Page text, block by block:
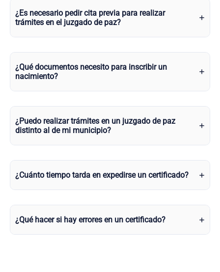
¿Es necesario pedir cita previa para realizar
trámites en el juzgado de paz?
¿Qué documentos necesito para inscribir un
nacimiento?
¿Puedo realizar trámites en un juzgado de paz
distinto al de mi municipio?
¿Cuánto tiempo tarda en expedirse un certificado?
¿Qué hacer si hay errores en un certificado?